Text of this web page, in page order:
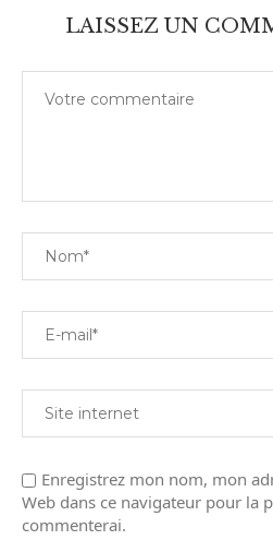
LAISSEZ UN
Enregistrez mon nom, mon
Web dans ce navigateur pour la
commenterai.